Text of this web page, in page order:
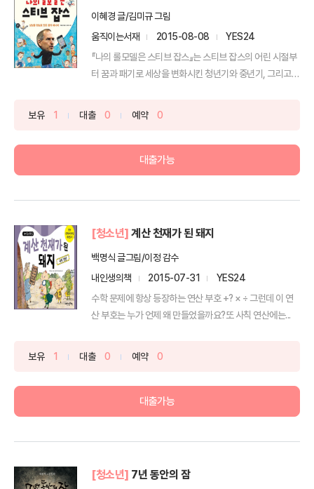
이혜경 글/김미규 그림
움직이는서재
2015-08-08
YES24
『나의 롤모델은 스티브 잡스』는 스티브 잡스의 어린 시절부
터 꿈과 패기로 세상을 변화시킨 청년기와 중년기, 그리고
보유 1 대출 0 예약 0
대출가능
[청소년] 계산 천재가 된 돼지
백명식 글그림/이정 감수
내인생의책
2015-07-31
YES24
수학 문제에 항상 등장하는 연산 부호 +? × ÷ 그런데 이 연
산 부호는 누가 언제 왜 만들었을까요?또 사칙 연산에는...
보유 1 대출 0 예약 0
대출가능
[청소년] 7년 동안의 잠